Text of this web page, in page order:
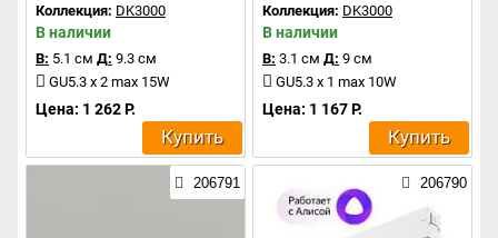
Коллекция: DK3000
В наличии
В: 5.1 см Д: 9.3 см
GU5.3 x 2 max 15W
Цена: 1 262 Р.
Купить
Коллекция: DK3000
В наличии
В: 3.1 см Д: 9 см
GU5.3 x 1 max 10W
Цена: 1 167 Р.
Купить
206791 206790